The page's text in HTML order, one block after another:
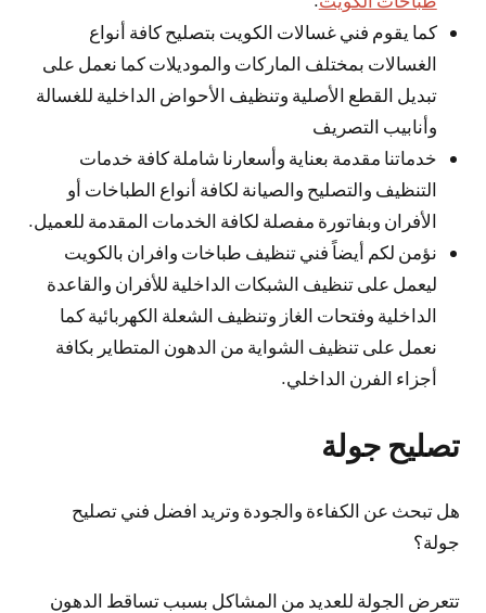
كما يقوم فني غسالات الكويت بتصليح كافة أنواع
الغسالات بمختلف الماركات والموديلات كما نعمل على
تبديل القطع الأصلية وتنظيف الأحواض الداخلية للغسالة
وأنابيب التصريف
خدماتنا مقدمة بعناية وأسعارنا شاملة كافة خدمات
التنظيف والتصليح والصيانة لكافة أنواع الطباخات أو
الأفران وبفاتورة مفصلة لكافة الخدمات المقدمة للعميل.
نؤمن لكم أيضاً فني تنظيف طباخات وافران بالكويت
ليعمل على تنظيف الشبكات الداخلية للأفران والقاعدة
الداخلية وفتحات الغاز وتنظيف الشعلة الكهربائية كما
نعمل على تنظيف الشواية من الدهون المتطاير بكافة
أجزاء الفرن الداخلي.
تصليح جولة
هل تبحث عن الكفاءة والجودة وتريد افضل فني تصليح
جولة؟
تتعرض الجولة للعديد من المشاكل بسبب تساقط الدهون